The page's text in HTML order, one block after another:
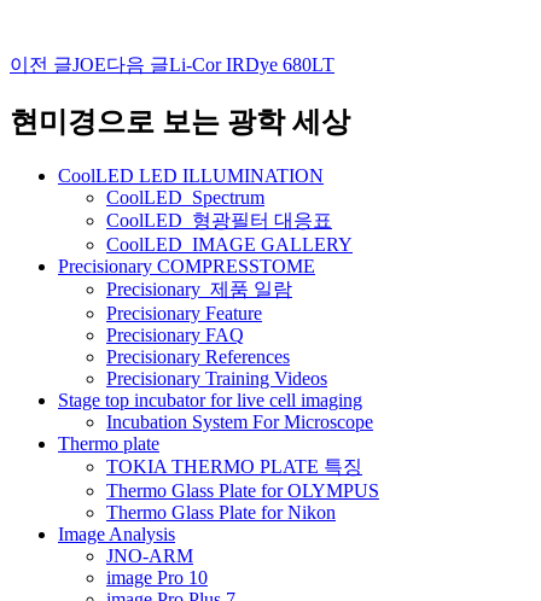
글
네
이전 글JOE다음 글Li-Cor IRDye 680LT
현미경으로 보는 광학 세상
CoolLED LED ILLUMINATION
CoolLED_Spectrum
CoolLED_형광필터 대응표
CoolLED_IMAGE GALLERY
Precisionary COMPRESSTOME
Precisionary_제품 일람
Precisionary Feature
Precisionary FAQ
Precisionary References
Precisionary Training Videos
Stage top incubator for live cell imaging
Incubation System For Microscope
Thermo plate
TOKIA THERMO PLATE 특징
Thermo Glass Plate for OLYMPUS
Thermo Glass Plate for Nikon
Image Analysis
JNO-ARM
image Pro 10